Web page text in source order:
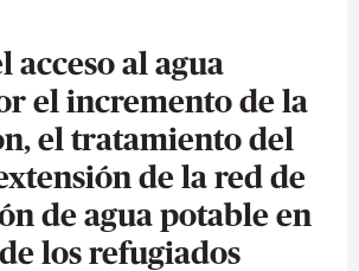
acceso al agua
el incremento de la
el tratamiento del
de la red de
de agua potable en
los refugiados